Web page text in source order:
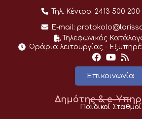
Τηλ. Κέντρο: 2413 500 200
E-mail:
Τηλεφωνικός
Ωράρια λειτουργίας -
Επικοινωνία
Δημότης & e-
Παιδικοί Σταθμοί